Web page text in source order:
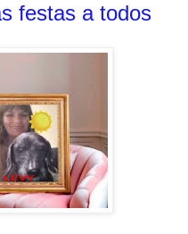
festas a todos